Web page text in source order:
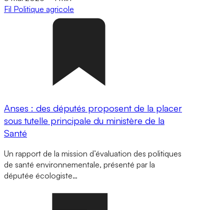
Fil Politique agricole
Anses : des députés proposent de la placer
sous tutelle principale du ministère de la
Santé
Un rapport de la mission d’évaluation des politiques
de santé environnementale, présenté par la
députée écologiste…